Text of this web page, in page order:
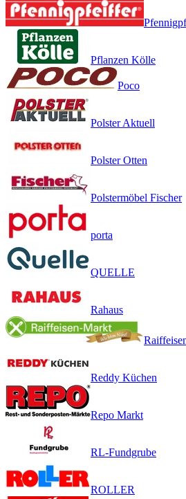
Pflanzen Kölle
Poco
Polster Aktuell
Polster Otten
Polstermöbel Fischer
porta
QUELLE
Rahaus
Reddy Küchen
Repo Markt
RL-Fundgrube
ROLLER